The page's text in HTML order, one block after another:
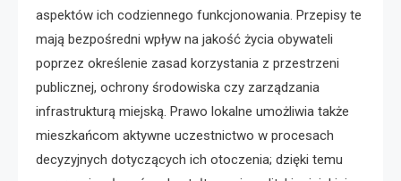
aspektów ich codziennego funkcjonowania. Przepisy te
mają bezpośredni wpływ na jakość życia obywateli
poprzez określenie zasad korzystania z przestrzeni
publicznej, ochrony środowiska czy zarządzania
infrastrukturą miejską. Prawo lokalne umożliwia także
mieszkańcom aktywne uczestnictwo w procesach
decyzyjnych dotyczących ich otoczenia; dzięki temu